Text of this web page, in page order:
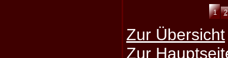
1 2
Zur Übersicht
Zur